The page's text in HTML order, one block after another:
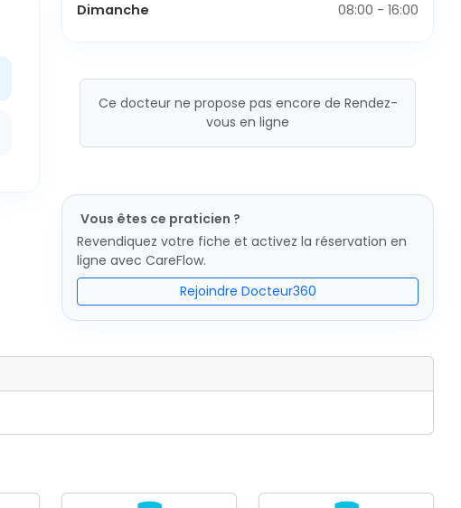
Dimanche
08:00 - 16:00
Ce docteur ne propose pas encore de Rendez-
vous en ligne
Vous êtes ce praticien ?
Revendiquez votre fiche et activez la réservation en
ligne avec CareFlow.
Rejoindre Docteur360